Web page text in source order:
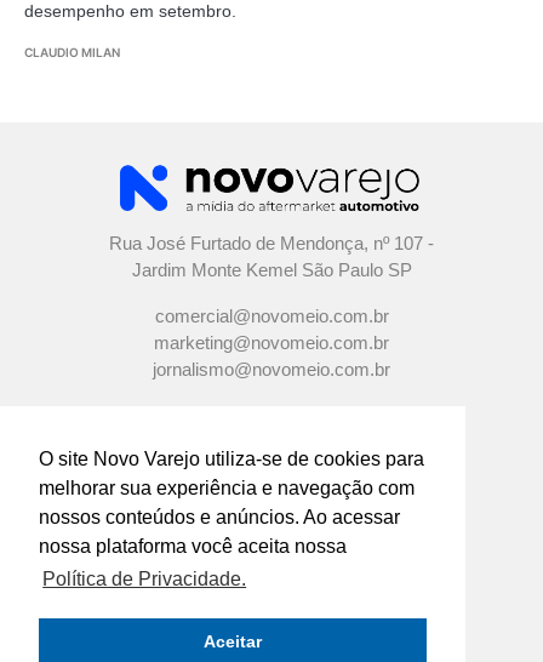
O site Novo Varejo utiliza-se de cookies para
melhorar sua experiência e navegação com
nossos conteúdos e anúncios. Ao acessar
nossa plataforma você aceita nossa
Política de Privacidade.
Aceitar
desempenho em setembro.
CLAUDIO MILAN
Rua José Furtado de Mendonça, nº 107 -
Jardim Monte Kemel São Paulo SP
comercial@novomeio.com.br
marketing@novomeio.com.br
jornalismo@novomeio.com.br
CONFIRA AS NOSSAS REDES
SOCIAIS
O principal canal de comunicação de grandes
indústrias e distribuidores com os
empresários e profissionais das lojas de